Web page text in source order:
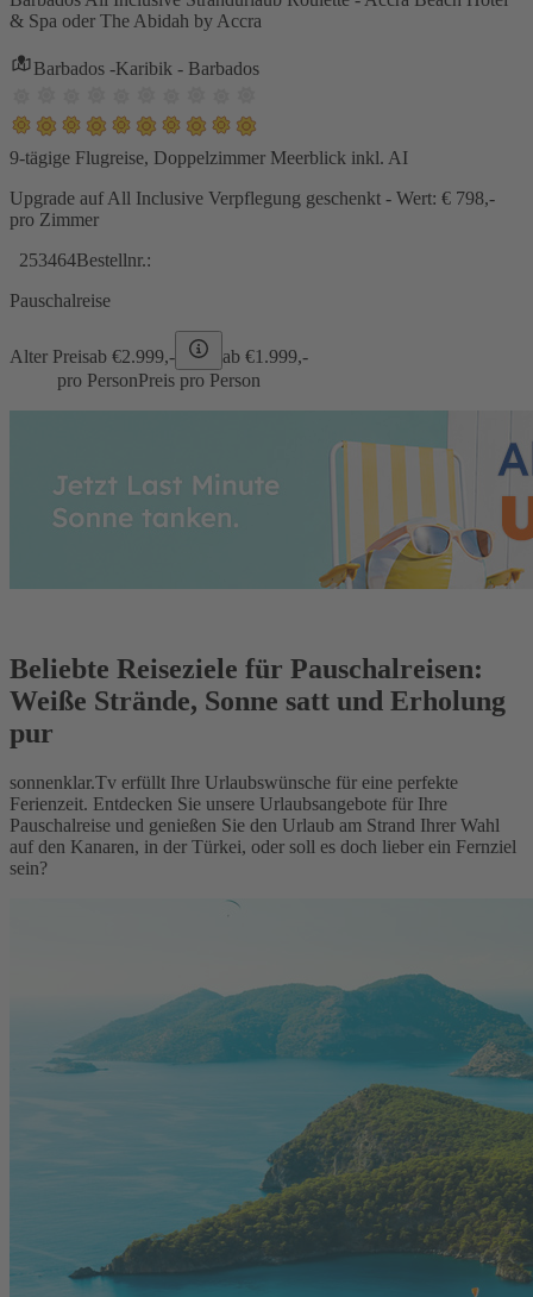
& Spa oder The Abidah by Accra
Barbados -Karibik - Barbados
9-tägige Flugreise, Doppelzimmer Meerblick inkl. AI
Upgrade auf All Inclusive Verpflegung geschenkt - Wert: € 798,-
pro Zimmer
253464Bestellnr.:
Pauschalreise
Alter Preisab €2.999,- ab €1.999,-
pro PersonPreis pro Person
Beliebte Reiseziele für Pauschalreisen:
Weiße Strände, Sonne satt und Erholung
pur
sonnenklar.Tv erfüllt Ihre Urlaubswünsche für eine perfekte
Ferienzeit. Entdecken Sie unsere Urlaubsangebote für Ihre
Pauschalreise und genießen Sie den Urlaub am Strand Ihrer Wahl
auf den Kanaren, in der Türkei, oder soll es doch lieber ein Fernziel
sein?